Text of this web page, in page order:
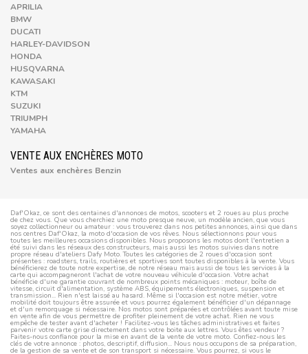
APRILIA
BMW
DUCATI
HARLEY-DAVIDSON
HONDA
HUSQVARNA
KAWASAKI
KTM
SUZUKI
TRIUMPH
YAMAHA
VENTE AUX ENCHÈRES MOTO
Ventes aux enchères Benzin
Daf'Okaz, ce sont des centaines d'annonces de motos, scooters et 2 roues au plus proche
de chez vous. Que vous cherchiez une moto presque neuve, un modèle ancien, que vous
soyez collectionneur ou amateur : vous trouverez dans nos petites annonces, ainsi que dans
nos centres Daf'Okaz, la moto d'occasion de vos rêves. Nous sélectionnons pour vous
toutes les meilleures occasions disponibles. Nous proposons les motos dont l'entretien a
été suivi dans les réseaux des constructeurs, mais aussi les motos suivies dans notre
propre réseau d'ateliers Dafy Moto. Toutes les catégories de 2 roues d'occasion sont
présentes : roadsters, trails, routières et sportives sont toutes disponibles à la vente. Vous
bénéficierez de toute notre expertise, de notre réseau mais aussi de tous les services à la
carte qui accompagneront l'achat de votre nouveau véhicule d'occasion. Votre achat
bénéficie d'une garantie couvrant de nombreux points mécaniques : moteur, boîte de
vitesse, circuit d'alimentation, système ABS, équipements électroniques, suspension et
transmission... Rien n'est laissé au hasard. Même si l'occasion est notre métier, votre
mobilité doit toujours être assurée et vous pourrez également bénéficier d'un dépannage
et d'un remorquage si nécessaire. Nos motos sont préparées et contrôlées avant toute mise
en vente afin de vous permettre de profiter pleinement de votre achat. Rien ne vous
empêche de tester avant d'acheter ! Facilitez-vous les tâches administratives et faites
parvenir votre carte grise directement dans votre boite aux lettres. Vous êtes vendeur ?
Faites-nous confiance pour la mise en avant de la vente de votre moto. Confiez-nous les
clés de votre annonce : photos, descriptif, diffusion... Nous nous occupons de sa préparation,
de la gestion de sa vente et de son transport si nécessaire. Vous pourrez, si vous le